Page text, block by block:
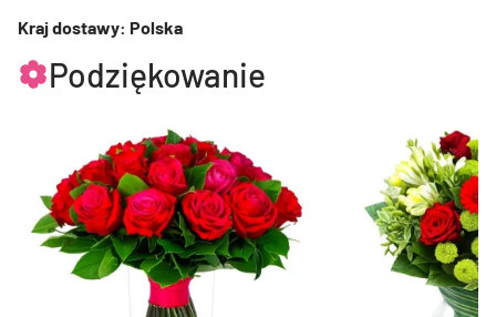
Kraj dostawy: Polska
Podziękowanie